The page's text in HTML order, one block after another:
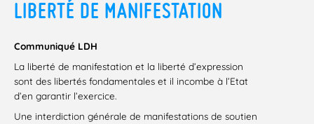
LIBERTÉ DE MANIFESTATION
Communiqué LDH
La liberté de manifestation et la liberté d’expression
sont des libertés fondamentales et il incombe à l’Etat
d’en garantir l’exercice.
Une interdiction générale de manifestations de soutien